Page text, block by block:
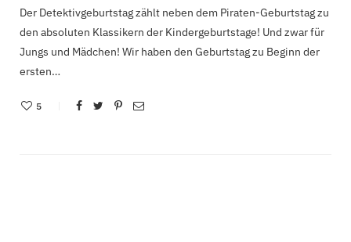
Der Detektivgeburtstag zählt neben dem Piraten-Geburtstag zu
den absoluten Klassikern der Kindergeburtstage! Und zwar für
Jungs und Mädchen! Wir haben den Geburtstag zu Beginn der
ersten…
5